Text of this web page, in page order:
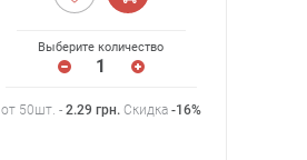
Выберите количество
от 50шт. - 2.29 грн.Скидка -16%